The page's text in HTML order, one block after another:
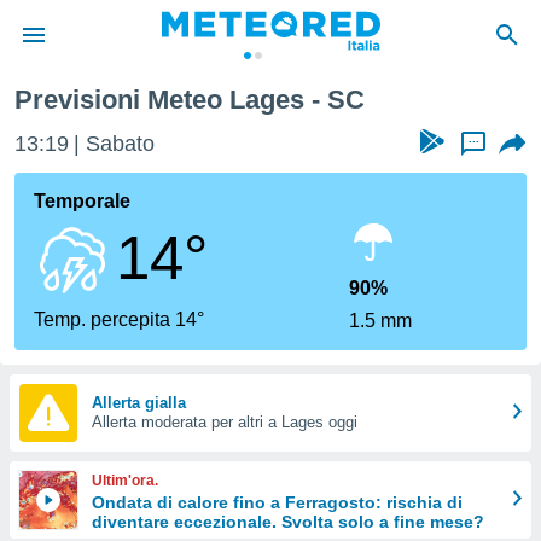
di
per
le
di
Web
le
Previsioni Meteo Lages - SC
13:19 Sabato ...
Temporale
14°
Temp. percepita 14°
90%
1.5 mm
Allerta gialla
Allerta moderata per altri a Lages oggi
Ultim'ora.
Ondata di calore fino a Ferragosto: rischia di
diventare eccezionale. Svolta solo a fine mese?